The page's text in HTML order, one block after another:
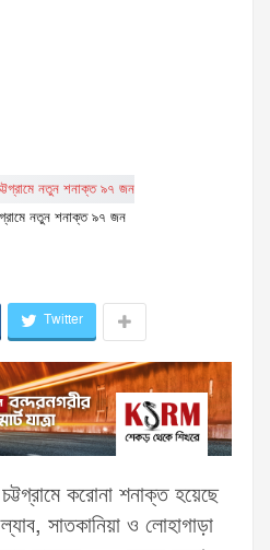
নতুন শনাক্ত ৯৭ জন
Twitter
করোনা শনাক্ত হয়েছে
সাতকানিয়া ও লোহাগাড়া